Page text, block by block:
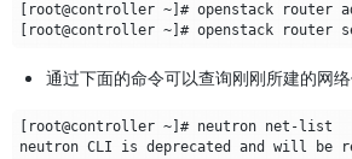
通过下面的命令可以查询刚刚所建的网络